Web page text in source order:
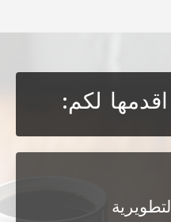
: اقدمها لكم
التطويرية